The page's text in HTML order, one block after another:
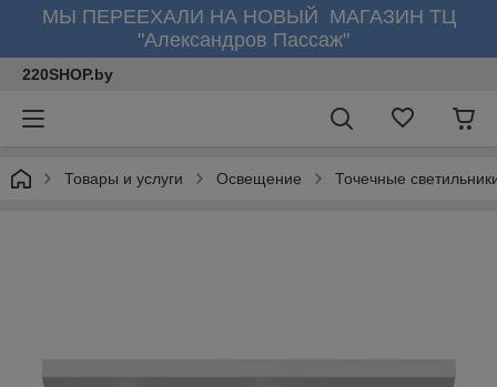
МЫ ПЕРЕЕХАЛИ НА НОВЫЙ МАГАЗИН ТЦ
"Александров Пассаж"
220SHOP.by
Товары и услуги Освещение Точечные